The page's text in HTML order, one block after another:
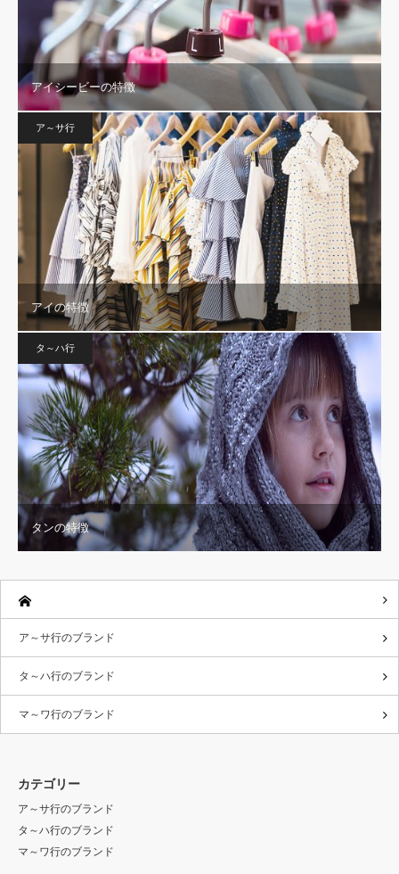
アイシービーの特徴
ア～サ行
アイの特徴
タ～ハ行
タンの特徴
ア～サ行のブランド
タ～ハ行のブランド
マ～ワ行のブランド
カテゴリー
ア～サ行のブランド
タ～ハ行のブランド
マ～ワ行のブランド